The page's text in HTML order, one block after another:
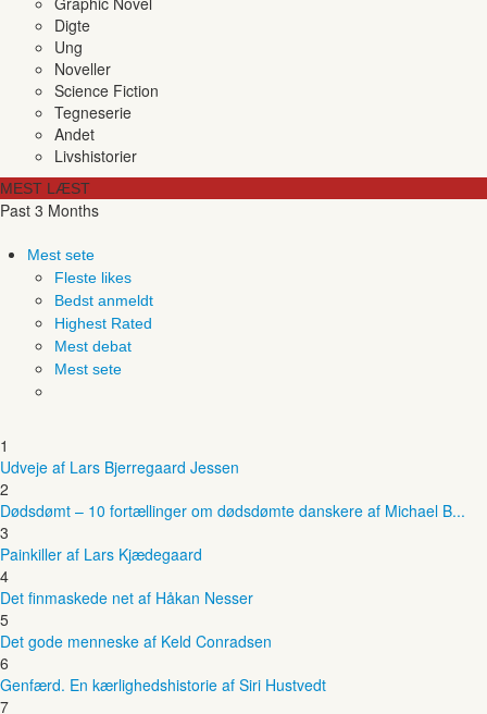
Digte
Ung
Noveller
Science Fiction
Tegneserie
Andet
Livshistorier
MEST LÆST
Past 3 Months
Mest sete
Fleste likes
Bedst anmeldt
Highest Rated
Mest debat
Mest sete
1
Udveje af Lars Bjerregaard Jessen
2
Dødsdømt – 10 fortællinger om dødsdømte danskere af Michael B...
3
Painkiller af Lars Kjædegaard
4
Det finmaskede net af Håkan Nesser
5
Det gode menneske af Keld Conradsen
6
Genfærd. En kærlighedshistorie af Siri Hustvedt
7